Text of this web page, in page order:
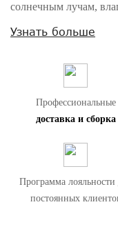
солнечным лучам,
Дополнительно
Ткань может
американской ткани
быть использована
может отличаться по
Внимание! Цвета предметов
Узнать больше
Профессиональные
доставка и сборка
Программа лояльности
постоянных